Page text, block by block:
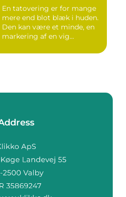
En tatovering er for mange
mere end blot blæk i huden.
Den kan være et minde, en
markering af en vig...